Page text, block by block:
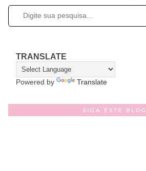
TRANSLATE
Powered by Translate
SIGA ESTE BLOG